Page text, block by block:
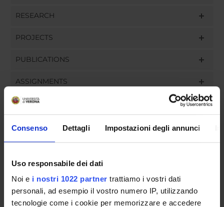
Consenso Dettagli Impostazioni degli annunci
Uso responsabile dei dati
Noi e i nostri 1022 partner trattiamo i vostri dati
personali, ad esempio il vostro numero IP, utilizzando
tecnologie come i cookie per memorizzare e accedere
RESEARCH
PROJECTS
PUBLICATIONS
ASSIGNMENTS
COMMITTEES
DEPARTMENT ADMINISTRATION OFFICES